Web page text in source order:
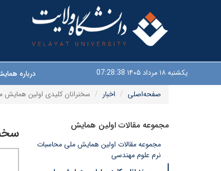
یکشنبه ۱۸ مرداد ۱۴۰۵ 07:28:39 درباره
صفحه‌اصلی
اخبار سخنرانان کلیدی اولین
مجموعه مقالات اولین همایش
مجموعه مقالات اولین همایش ملی محاسبات
نرم علوم مهندسی